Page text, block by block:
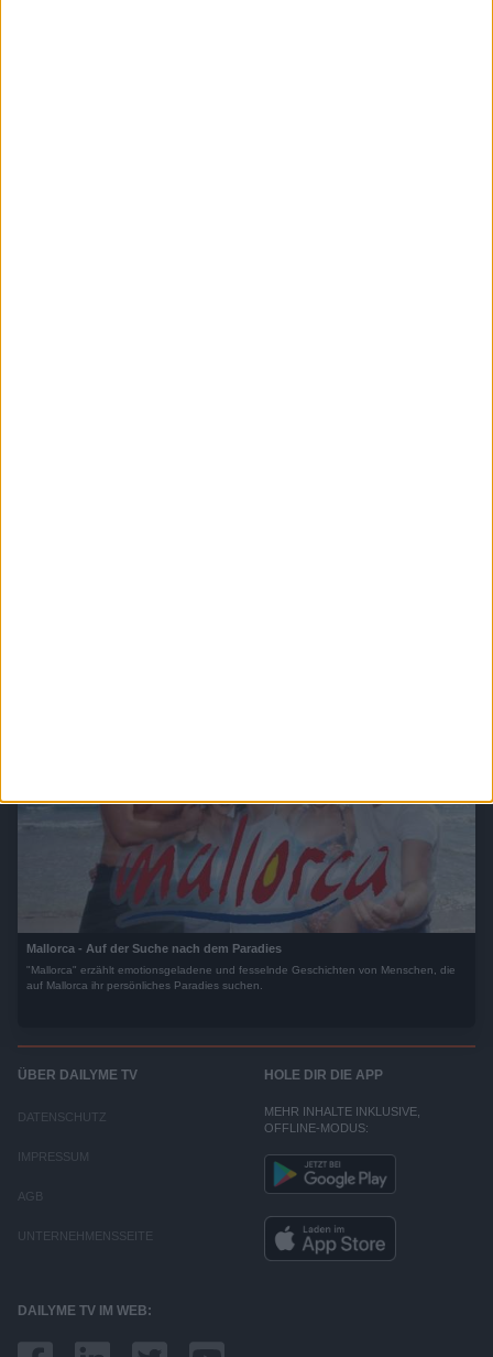
Mallorca - Auf der Suche nach dem Paradies
"Mallorca" erzählt emotionsgeladene und fesselnde Geschichten von Menschen, die
auf Mallorca ihr persönliches Paradies suchen.
ÜBER DAILYME TV
DATENSCHUTZ
IMPRESSUM
AGB
UNTERNEHMENSSEITE
HOLE DIR DIE APP
MEHR INHALTE INKLUSIVE,
OFFLINE-MODUS:
DAILYME TV IM WEB: